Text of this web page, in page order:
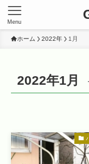
Menu
ホーム 2022年 1月
2022年1月